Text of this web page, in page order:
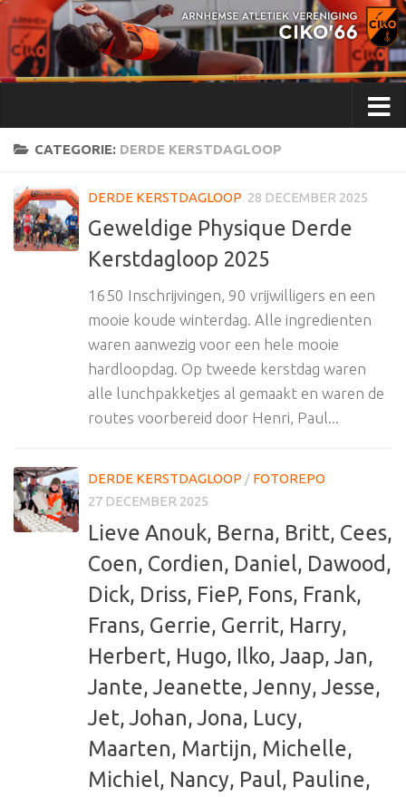
Doorgaan naar inhoud
CATEGORIE: DERDE KERSTDAGLOOP
DERDE KERSTDAGLOOP 28 DECEMBER 2025
Geweldige Physique Derde
Kerstdagloop 2025
1650 Inschrijvingen, 90 vrijwilligers en een
mooie koude winterdag. Alle ingredienten
waren aanwezig voor een hele mooie
hardloopdag. Op tweede kerstdag waren
alle lunchpakketjes al gemaakt en waren de
routes voorbereid door Henri, Paul...
DERDE KERSTDAGLOOP / FOTOREPO
27 DECEMBER 2025
Lieve Anouk, Berna, Britt, Cees,
Coen, Cordien, Daniel, Dawood,
Dick, Driss, FieP, Fons, Frank,
Frans, Gerrie, Gerrit, Harry,
Herbert, Hugo, Ilko, Jaap, Jan,
Jante, Jeanette, Jenny, Jesse,
Jet, Johan, Jona, Lucy,
Maarten, Martijn, Michelle,
Michiel, Nancy, Paul, Pauline,